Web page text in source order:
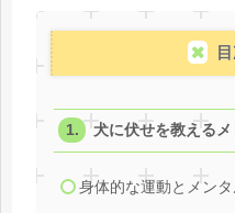
犬に伏せを教えるメ
身体的な運動とメン